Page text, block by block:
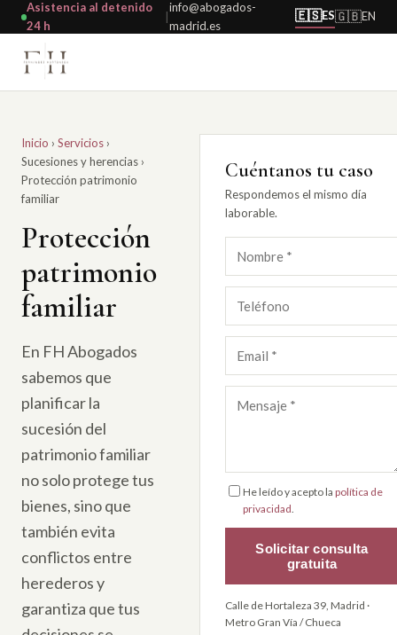
Asistencia al detenido
24 h
|
info@abogados-
madrid.es
🇪🇸ES🇬🇧EN
Inicio › Servicios ›
Sucesiones y herencias ›
Protección patrimonio
familiar
Protección
patrimonio
familiar
En FH Abogados
sabemos que
planificar la
sucesión del
patrimonio familiar
no solo protege tus
bienes, sino que
también evita
conflictos entre
herederos y
garantiza que tus
Cuéntanos tu caso
Respondemos el mismo día
laborable.
He leído y acepto la política de
privacidad.
Solicitar consulta
gratuita
Calle de Hortaleza 39, Madrid ·
Metro Gran Vía / Chueca